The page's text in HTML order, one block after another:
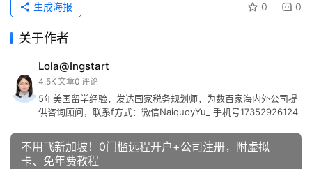
0 0
生成海报
关于作者
Lola@Ingstart
4.5K 文章0 评论
5年美国留学经验，发达国家税务规划师，为数百家海内外公司提
供咨询顾问，联系f方式：微信NaiquoyYu_ 手机号17352926124
不用飞新加坡！0门槛远程开户+公司注册，附虚拟
卡、免年费教程